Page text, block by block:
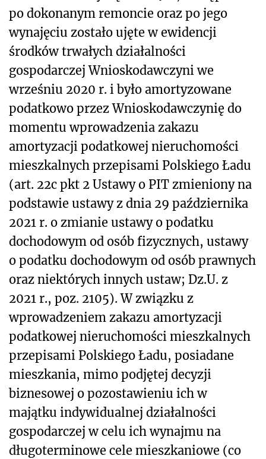
po dokonanym remoncie oraz po jego
wynajęciu zostało ujęte w ewidencji
środków trwałych działalności
gospodarczej Wnioskodawczyni we
wrześniu 2020 r. i było amortyzowane
podatkowo przez Wnioskodawczynię do
momentu wprowadzenia zakazu
amortyzacji podatkowej nieruchomości
mieszkalnych przepisami Polskiego Ładu
(art. 22c pkt 2 Ustawy o PIT zmieniony na
podstawie ustawy z dnia 29 października
2021 r. o zmianie ustawy o podatku
dochodowym od osób fizycznych, ustawy
o podatku dochodowym od osób prawnych
oraz niektórych innych ustaw; Dz.U. z
2021 r., poz. 2105). W związku z
wprowadzeniem zakazu amortyzacji
podatkowej nieruchomości mieszkalnych
przepisami Polskiego Ładu, posiadane
mieszkania, mimo podjętej decyzji
biznesowej o pozostawieniu ich w
majątku indywidualnej działalności
gospodarczej w celu ich wynajmu na
długoterminowe cele mieszkaniowe (co